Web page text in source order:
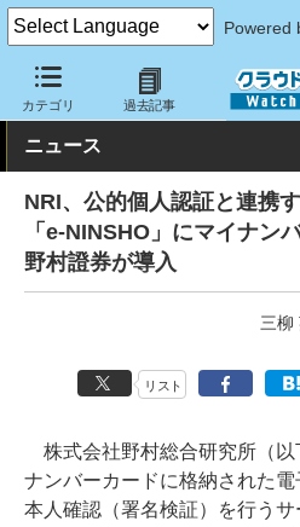
Powered
カテゴリ 過去記事
クラウド Watch セキュリティ セ
ニュース
NRI、公的個人認証と連携
「e-NINSHO」にマイナン
野村證券が導入
三柳
リスト
株式会社野村総合研究所（以
ナンバーカードに格納された
本人確認（署名検証）を行うサ